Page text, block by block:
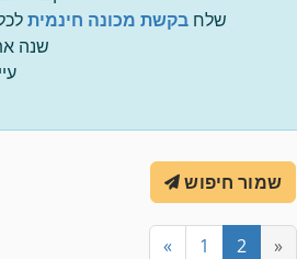
שלח בקשת מכונה חינמית
שנה
שמור חיפוש
« 1 2 »